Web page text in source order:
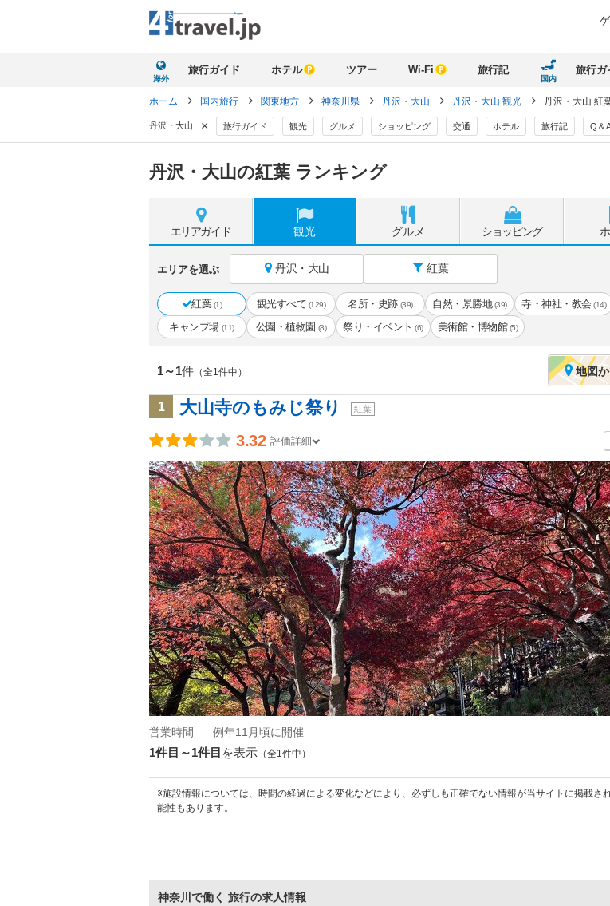
海外
旅行ガイド ホテル ツアー Wi-Fi 旅行記
国内
旅行ガ
ホーム 国内旅行 関東地方 神奈川県 丹沢・大山 丹沢・大山 観光 丹沢・大山 紅
丹沢・大山 × 旅行ガイド 観光 グルメ ショッピング 交通 ホテル 旅行記 Q＆
丹沢・大山の紅葉 ランキング
エリアガイド 観光 グルメ ショッピング
エリアを選ぶ 丹沢・大山 紅葉
紅葉 (1) 観光すべて (129) 名所・史跡 (39) 自然・景勝地 (39) 寺・神社・教会 (14)
キャンプ場 (11) 公園・植物園 (8) 祭り・イベント (6) 美術館・博物館 (5)
1～1件 （全1件中） 地図
1 大山寺のもみじ祭り 紅葉
3.32 評価詳細
営業時間 例年11月頃に開催
1件目～1件目 を表示 （全1件中）
※施設情報については、時間の経過による変化などにより、必ずしも正確でない情報が当サイトに掲載さ
能性もあります。
神奈川で働く 旅行の求人情報